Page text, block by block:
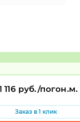
Код:
1124926
116 руб./погон.м.
Заказ в 1 клик